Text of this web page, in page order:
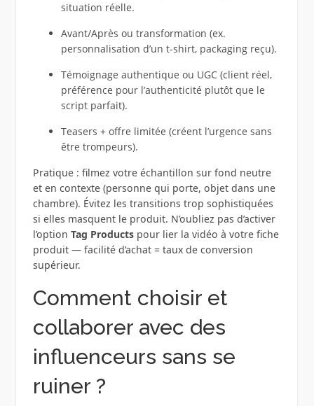
situation réelle.
Avant/Après ou transformation (ex.
personnalisation d’un t-shirt, packaging reçu).
Témoignage authentique ou UGC (client réel,
préférence pour l’authenticité plutôt que le
script parfait).
Teasers + offre limitée (créent l’urgence sans
être trompeurs).
Pratique : filmez votre échantillon sur fond neutre
et en contexte (personne qui porte, objet dans une
chambre). Évitez les transitions trop sophistiquées
si elles masquent le produit. N’oubliez pas d’activer
l’option Tag Productspour lier la vidéo à votre fiche
produit — facilité d’achat = taux de conversion
supérieur.
Comment choisir et
collaborer avec des
influenceurs sans se
ruiner ?